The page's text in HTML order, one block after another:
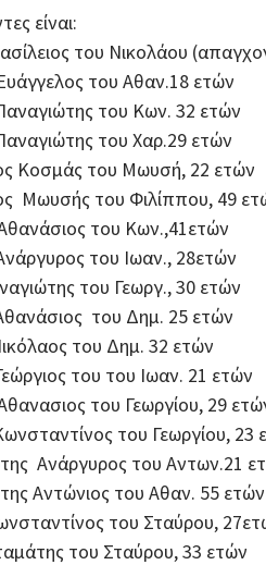
είναι:
του Νικολάου
του Αθαν.18 ετών
του Κων. 32 ετών
του Χαρ.29 ετών
Κοσμάς του Μωυσή, 22 ετών
Μωυσής του Φιλίππου, 49
του Κων.,41ετών
του Ιωαν., 28ετών
του Γεωργ., 30 ετών
του Δημ. 25 ετών
του Δημ. 32 ετών
του του Ιωαν. 21 ετών
του Γεωργίου, 29
του Γεωργίου, 23
Ανάργυρος του Αντων.21
Αντώνιος του Αθαν. 55 ετών
του Σταύρου,
του Σταύρου, 33 ετών